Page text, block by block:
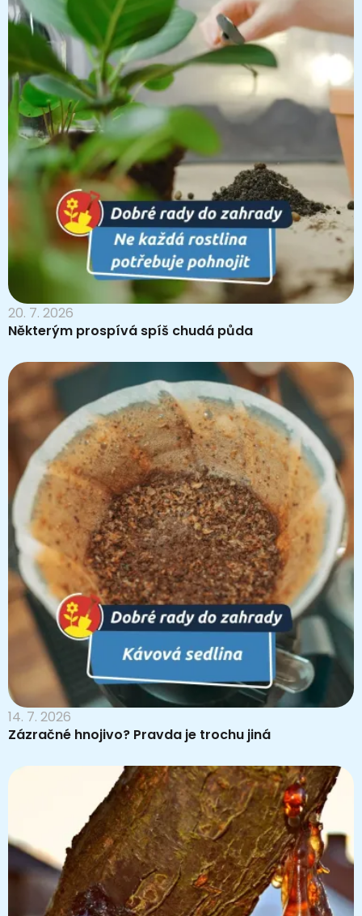
20. 7. 2026
Některým prospívá spíš chudá půda
14. 7. 2026
Zázračné hnojivo? Pravda je trochu jiná